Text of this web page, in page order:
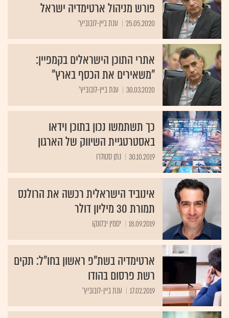
פורש מניהול ארטימדיה ישראל
25.05.2020 ענת ביין-לובוביץ'
אתרי התוכן הישראלים בקמפיין:
"משאירים את הכסף בארץ"
30.03.2020 ענת ביין-לובוביץ'
כך תשתמשו נכון בתוכן וידאו
באסטרטגיית השיווק של הארגון
30.10.2019 נתן סטולרו
אינוביד הישראלית רכשה את הרולנס
תמורת 30 מיליון דולר
18.09.2019 יסמין יבלונקו
ארטימדיה בשת"פ ראשון בחו"ל: תקים
רשת פרסום בהודו
17.02.2019 ענת ביין-לובוביץ'